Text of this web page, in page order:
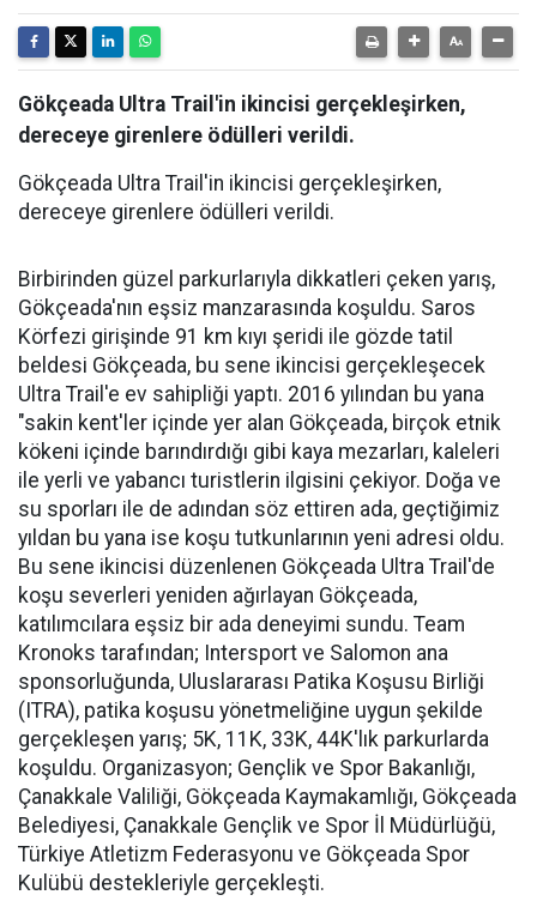
Gökçeada Ultra Trail'in ikincisi gerçekleşirken,
dereceye girenlere ödülleri verildi.
Gökçeada Ultra Trail'in ikincisi gerçekleşirken,
dereceye girenlere ödülleri verildi.
Birbirinden güzel parkurlarıyla dikkatleri çeken yarış,
Gökçeada'nın eşsiz manzarasında koşuldu. Saros
Körfezi girişinde 91 km kıyı şeridi ile gözde tatil
beldesi Gökçeada, bu sene ikincisi gerçekleşecek
Ultra Trail'e ev sahipliği yaptı. 2016 yılından bu yana
"sakin kent'ler içinde yer alan Gökçeada, birçok etnik
kökeni içinde barındırdığı gibi kaya mezarları, kaleleri
ile yerli ve yabancı turistlerin ilgisini çekiyor. Doğa ve
su sporları ile de adından söz ettiren ada, geçtiğimiz
yıldan bu yana ise koşu tutkunlarının yeni adresi oldu.
Bu sene ikincisi düzenlenen Gökçeada Ultra Trail'de
koşu severleri yeniden ağırlayan Gökçeada,
katılımcılara eşsiz bir ada deneyimi sundu. Team
Kronoks tarafından; Intersport ve Salomon ana
sponsorluğunda, Uluslararası Patika Koşusu Birliği
(ITRA), patika koşusu yönetmeliğine uygun şekilde
gerçekleşen yarış; 5K, 11K, 33K, 44K'lık parkurlarda
koşuldu. Organizasyon; Gençlik ve Spor Bakanlığı,
Çanakkale Valiliği, Gökçeada Kaymakamlığı, Gökçeada
Belediyesi, Çanakkale Gençlik ve Spor İl Müdürlüğü,
Türkiye Atletizm Federasyonu ve Gökçeada Spor
Kulübü destekleriyle gerçekleşti.